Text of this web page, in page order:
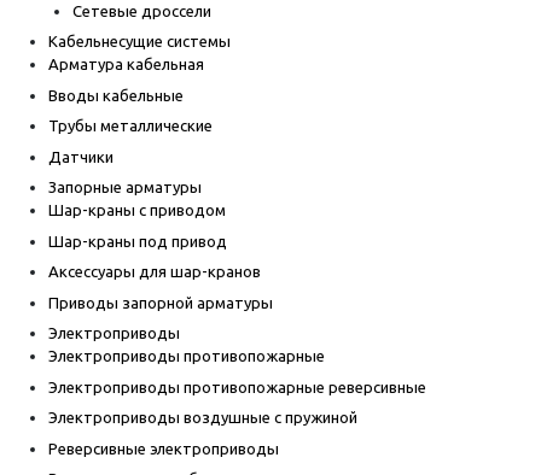
Сетевые дроссели
Кабельнесущие системы
Арматура кабельная
Вводы кабельные
Трубы металлические
Датчики
Запорные арматуры
Шар-краны с приводом
Шар-краны под привод
Аксессуары для шар-кранов
Приводы запорной арматуры
Электроприводы
Электроприводы противопожарные
Электроприводы противопожарные реверсивные
Электроприводы воздушные с пружиной
Реверсивные электроприводы